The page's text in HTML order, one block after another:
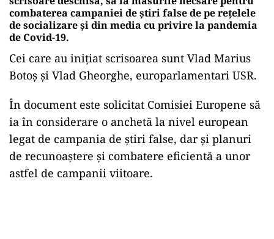
combaterea campaniei de ştiri false de pe reţelele
de socializare şi din media cu privire la pandemia
de Covid-19.
Cei care au inițiat scrisoarea sunt Vlad Marius
Botoş şi Vlad Gheorghe, europarlamentari USR.
În document este solicitat Comisiei Europene să
ia în considerare o anchetă la nivel european
legat de campania de ştiri false, dar şi planuri
de recunoaştere şi combatere eficientă a unor
astfel de campanii viitoare.